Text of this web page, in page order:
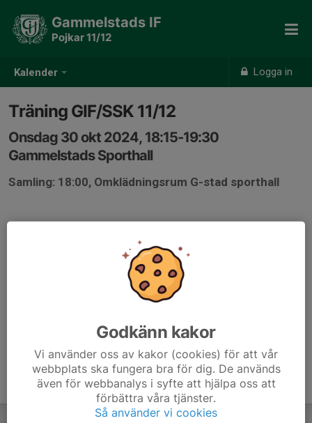
Kalender Logga in
Gammelstads IF
Pojkar 11/12
Träning GIF/SSK 11/12
Onsdag 30 okt 2024, 18:15-19:30
Gammelstads Sporthall
Samling: 18:00, Omklädningsrum G-stad sporthall
Godkänn kakor
Vi använder oss av kakor (cookies) för att vår
webbplats ska fungera bra för dig. De används
även för webbanalys i syfte att hjälpa oss att
förbättra våra tjänster.
Så använder vi cookies